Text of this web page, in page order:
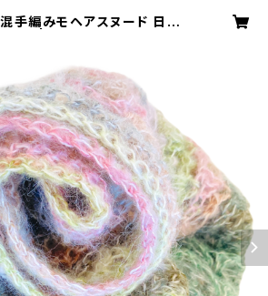
手編みモヘアスヌード 日本